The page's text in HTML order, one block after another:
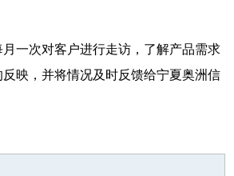
一次对客户进行走访，了解产品需求
映，并将情况及时反馈给宁夏奥洲信